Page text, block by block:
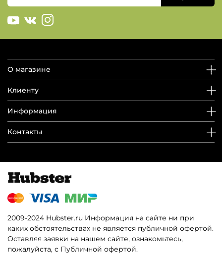
О магазине
Клиенту
Информация
Контакты
2009-2024 Hubster.ru Информация на сайте ни при
каких обстоятельствах не является публичной офертой.
Оставляя заявки на нашем сайте, ознакомьтесь,
пожалуйста, с Публичной офертой.